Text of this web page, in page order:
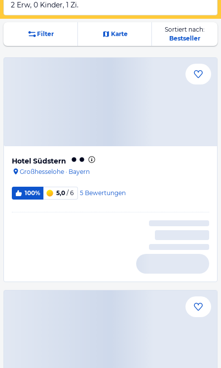
2 Erw, 0 Kinder, 1 Zi.
Filter Karte
Sortiert nach:
Bestseller
Hotel Südstern
Großhesselohe · Bayern
100% 5,0 / 6 5 Bewertungen